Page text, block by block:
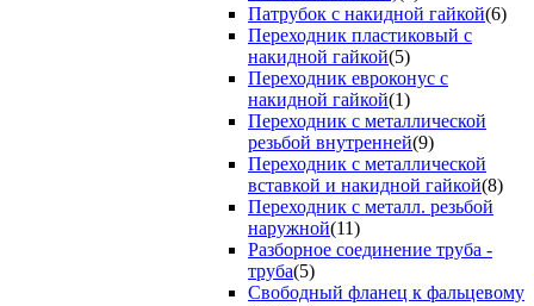
Патрубок с накидной гайкой(6)
Переходник пластиковый с
накидной гайкой(5)
Переходник евроконус с
накидной гайкой(1)
Переходник с металлической
резьбой внутренней(9)
Переходник с металлической
вставкой и накидной гайкой(8)
Переходник с металл. резьбой
наружной(11)
Разборное соединение труба -
труба(5)
Свободный фланец к фальцевому